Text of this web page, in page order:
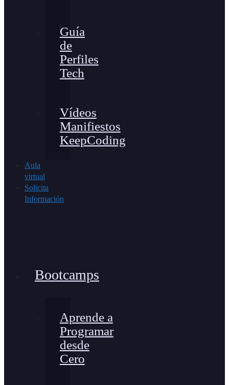
Guía
de
Perfiles
Tech
Vídeos
Manifiestos
KeepCoding
Aula
virtual
Solicita
Información
Bootcamps
Aprende a
Programar
desde
Cero